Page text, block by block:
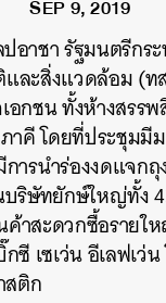
SEP 9, 2019
อาชารัฐมนตรีกร
และสิ่งแวดล้อม(ท
อกชนทั้งห้างสรร
ภาคีโดยที่ประชุมมี
การนำร่องงดแจก
บริษัทยักษ์ใหญ่ทั้ง
ค้าสะดวกซื้อรายใ
ซี เซเว่นอีเลฟเว่น
ติก